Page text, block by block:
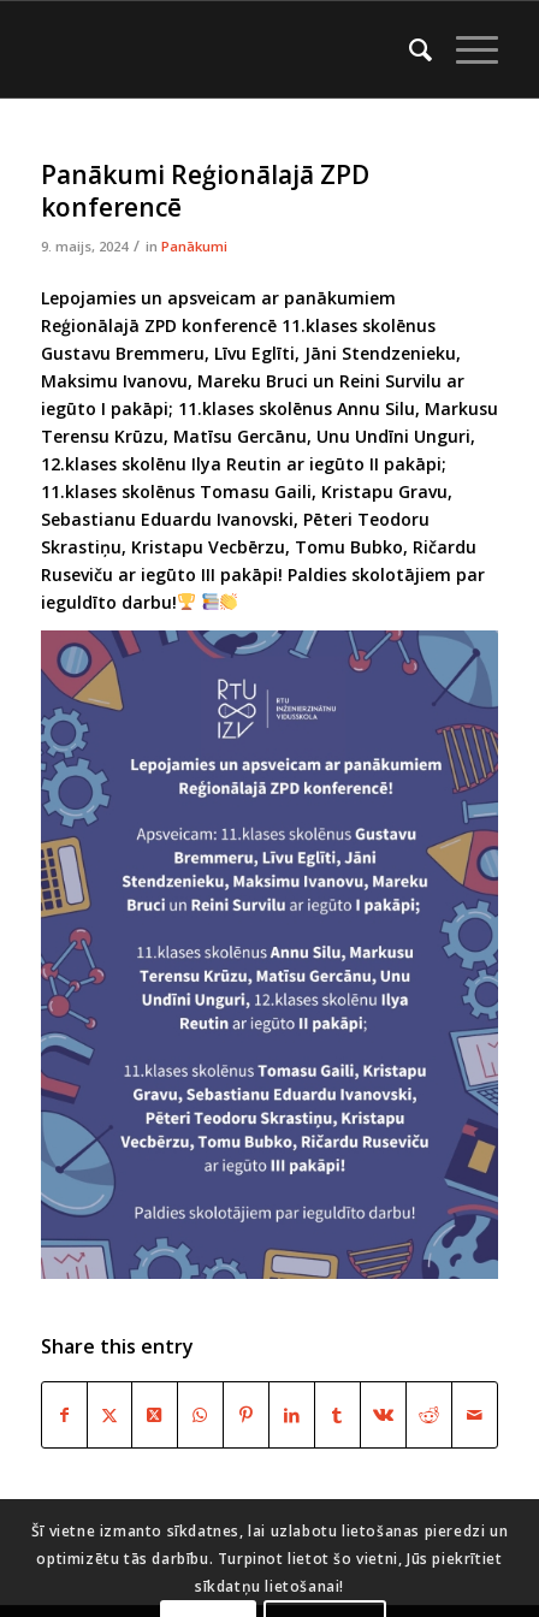
Panākumi Reģionālajā ZPD
konferencē
9. maijs, 2024 / in Panākumi
Lepojamies un apsveicam ar panākumiem
Reģionālajā ZPD konferencē 11.klases skolēnus
Gustavu Bremmeru, Līvu Eglīti, Jāni Stendzenieku,
Maksimu Ivanovu, Mareku Bruci un Reini Survilu ar
iegūto I pakāpi; 11.klases skolēnus Annu Silu, Markusu
Terensu Krūzu, Matīsu Gercānu, Unu Undīni Unguri,
12.klases skolēnu Ilya Reutin ar iegūto II pakāpi;
11.klases skolēnus Tomasu Gaili, Kristapu Gravu,
Sebastianu Eduardu Ivanovski, Pēteri Teodoru
Skrastiņu, Kristapu Vecbērzu, Tomu Bubko, Ričardu
Ruseviču ar iegūto III pakāpi! Paldies skolotājiem par
ieguldīto darbu!
Share this entry
Šī vietne izmanto sīkdatnes, lai uzlabotu lietošanas pieredzi un
optimizētu tās darbību. Turpinot lietot šo vietni, Jūs piekrītiet
sīkdatņu lietošanai!